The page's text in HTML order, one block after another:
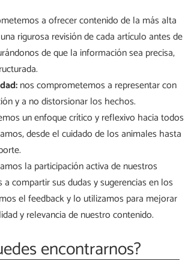
a ofrecer contenido de la más alta
rigurosa revisión de cada artículo antes de
de que la información sea precisa,
nos comprometemos a representar con
y a no distorsionar los hechos.
un enfoque crítico y reflexivo hacia todos
desde el cuidado de los animales hasta
la participación activa de nuestros
compartir sus dudas y sugerencias en los
el feedback y lo utilizamos para mejorar
y relevancia de nuestro contenido.
encontrarnos?